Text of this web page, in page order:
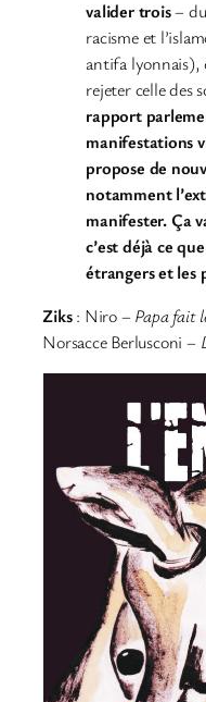
valider trois–
racisme et
antifa lyonnais),
rejeter celle des
rapport
manifestations
propose de
notamment
manifester.Ça
c’est déjà ce
étrangers et les
Ziks: Niro –Papa fait
Norsacce Berlusconi –